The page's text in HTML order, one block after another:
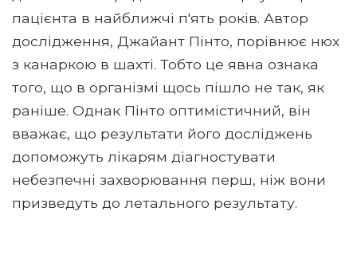
пацієнта в найближчі п'ять років. Автор
дослідження, Джайант Пінто, порівнює нюх
з канаркою в шахті. Тобто це явна ознака
того, що в організмі щось пішло не так, як
раніше. Однак Пінто оптимістичний, він
вважає, що результати його досліджень
допоможуть лікарям діагностувати
небезпечні захворювання перш, ніж вони
призведуть до летального результату.